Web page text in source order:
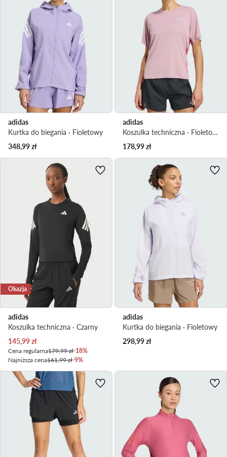
adidas
Kurtka do biegania · Fioletowy
348,99zł
adidas
Koszulka techniczna · Fioletowy
178,99zł
Okazja
adidas
Koszulka techniczna · Czarny
Aktualna cena
145,99zł
Cena regularna179,99 zł-18%
Najniższa cena161,99 zł-9%
adidas
Kurtka do biegania · Fioletowy
298,99zł